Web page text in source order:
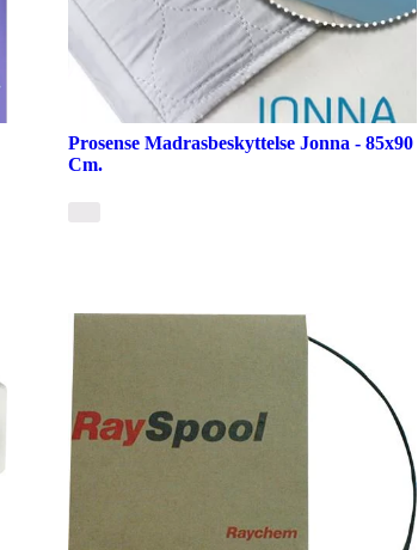
Prosense Madrasbeskyttelse Jonna - 85x90
Cm.